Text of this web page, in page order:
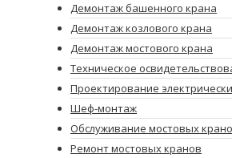
Демонтаж башенного крана
Демонтаж козлового крана
Демонтаж мостового крана
Техническое
Проектирование
Шеф-монтаж
Обслуживание мостовых
Ремонт мостовых кранов